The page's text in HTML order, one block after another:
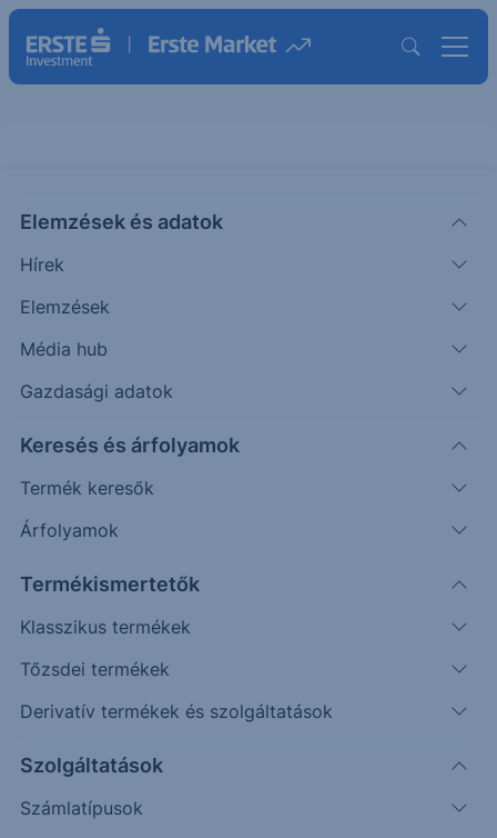
Elemzések és adatok
Hírek
Elemzések
Média hub
Gazdasági adatok
Keresés és árfolyamok
Termék keresők
Árfolyamok
Termékismertetők
Klasszikus termékek
Tőzsdei termékek
Derivatív termékek és szolgáltatások
Szolgáltatások
Számlatípusok
NOA3(XETRA)
NOKIA (DEM)
8.31 EUR
Időpont: 26.08.06. 17:34
Előző záró:
8.31
Árfolyamértesítő rögzítése
További információk kérése
8.3000
8.3500